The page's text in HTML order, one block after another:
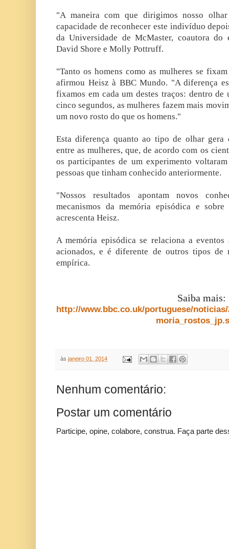
"A maneira com que dirigimos nosso
capacidade de reconhecer este indivíduo
da Universidade de McMaster, coautora do
David Shore e Molly Pottruff.
"Tanto os homens como as mulheres se
afirmou Heisz à BBC Mundo. "A diferença
fixamos em cada um destes traços: dentro
cinco segundos, as mulheres fazem mais
um novo rosto do que os homens."
Esta diferença quanto ao tipo de olhar gera
entre as mulheres, que, de acordo com os
os participantes de um experimento
pessoas que tinham conhecido anteriormente.
"Nossos resultados apontam novos
mecanismos da memória episódica e
acrescenta Heisz.
A memória episódica se relaciona a
acionados, e é diferente de outros tipos de
empírica.
Saiba mais:
http://www.bbc.co.uk/portuguese/noticias/
às janeiro 01, 2014
Nenhum comentário:
Postar um comentário
Participe, opine, colabore, construa. Faça parte